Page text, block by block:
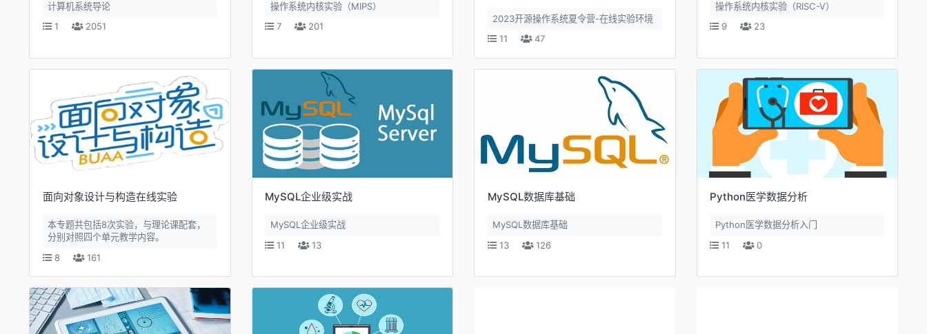
计算机系统导论
1
2051
操作系统内核实验（MIPS）
7
201
2023开源操作系统夏令营-在线实验环境
11
47
操作系统内核实验（RISC-V）
9
23
面向对象设计与构造在线实验
本专题共包括8次实验，与理论课配套，
分别对照四个单元教学内容。
8
161
MySQL企业级实战
MySQL企业级实战
11
13
MySQL数据库基础
MySQL数据库基础
13
126
Python医学数据分析
Python医学数据分析入门
11
0